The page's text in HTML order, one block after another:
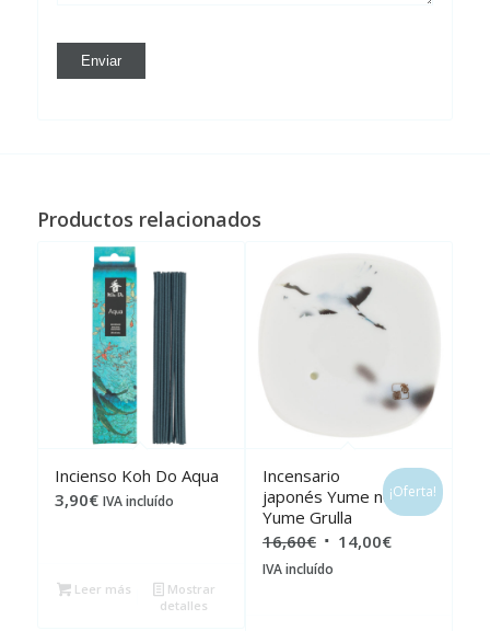
Productos relacionados
Incienso Koh Do Aqua
3,90€ IVA incluído
Leer más
Mostrar
detalles
Incensario
japonés Yume no
Yume Grulla
16,60€ El
precio
14,00€El
IVA incluído
¡Oferta!